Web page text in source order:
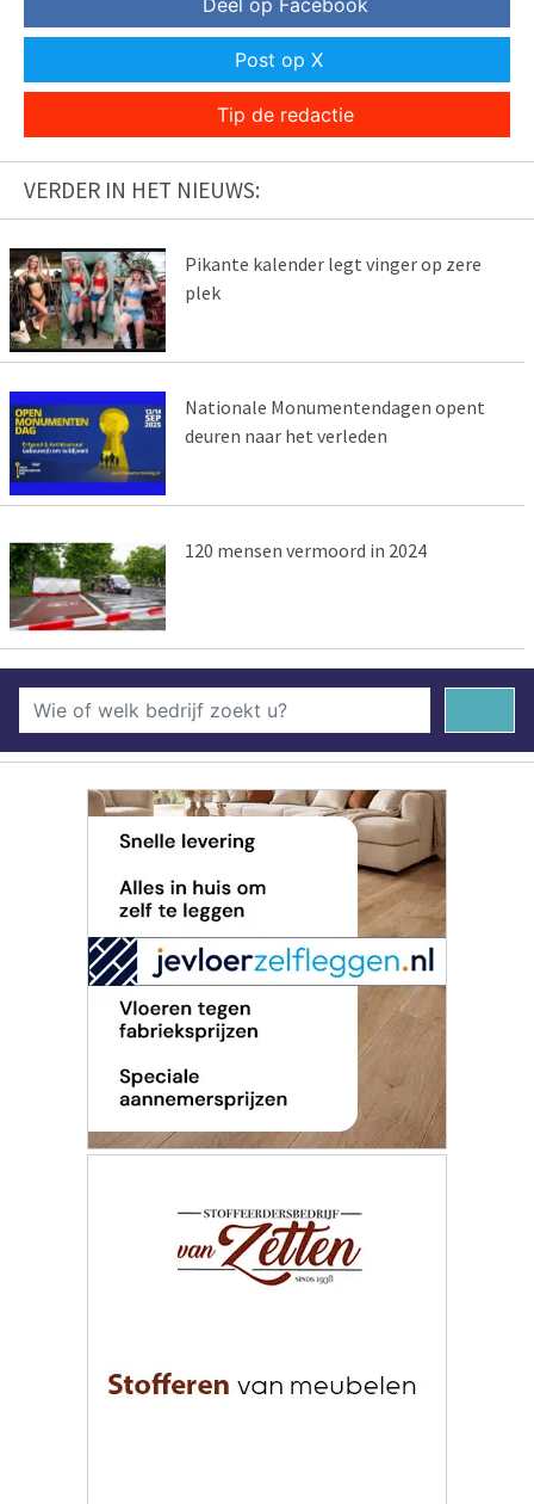
Deel op Facebook
Post op X
Tip de redactie
VERDER IN HET NIEUWS:
Pikante kalender legt vinger op zere
plek
Nationale Monumentendagen opent
deuren naar het verleden
120 mensen vermoord in 2024